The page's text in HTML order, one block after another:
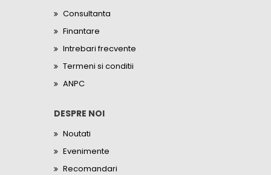
Consultanta
Finantare
Intrebari frecvente
Termeni si conditii
ANPC
DESPRE NOI
Noutati
Evenimente
Recomandari